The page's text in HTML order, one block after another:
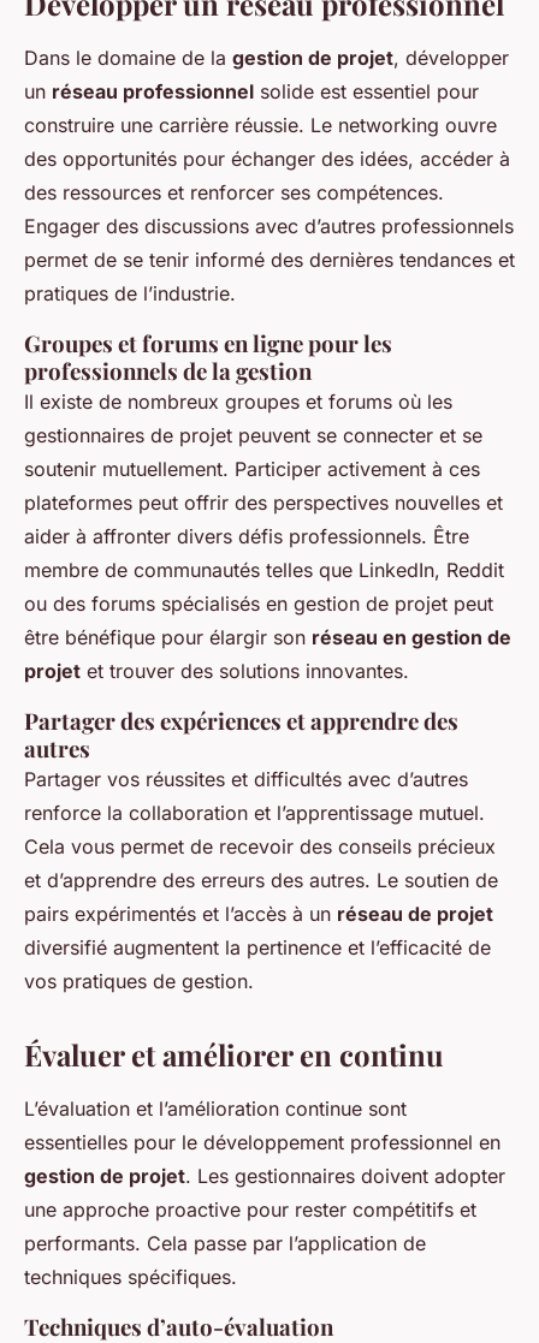
Dans le domaine de la gestion de projet, développer
un réseau professionnel solide est essentiel pour
construire une carrière réussie. Le networking ouvre
des opportunités pour échanger des idées, accéder à
des ressources et renforcer ses compétences.
Engager des discussions avec d’autres professionnels
permet de se tenir informé des dernières tendances et
pratiques de l’industrie.
Groupes et forums en ligne pour les
professionnels de la gestion
Il existe de nombreux groupes et forums où les
gestionnaires de projet peuvent se connecter et se
soutenir mutuellement. Participer activement à ces
plateformes peut offrir des perspectives nouvelles et
aider à affronter divers défis professionnels. Être
membre de communautés telles que LinkedIn, Reddit
ou des forums spécialisés en gestion de projet peut
être bénéfique pour élargir son réseau en gestion de
projet et trouver des solutions innovantes.
Partager des expériences et apprendre des
autres
Partager vos réussites et difficultés avec d’autres
renforce la collaboration et l’apprentissage mutuel.
Cela vous permet de recevoir des conseils précieux
et d’apprendre des erreurs des autres. Le soutien de
pairs expérimentés et l’accès à un réseau de projet
diversifié augmentent la pertinence et l’efficacité de
vos pratiques de gestion.
Évaluer et améliorer en continu
L’évaluation et l’amélioration continue sont
essentielles pour le développement professionnel en
gestion de projet. Les gestionnaires doivent adopter
une approche proactive pour rester compétitifs et
performants. Cela passe par l’application de
techniques spécifiques.
Techniques d’auto-évaluation